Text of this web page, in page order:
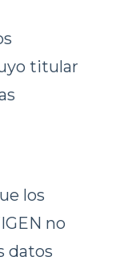
titular
los
no
datos